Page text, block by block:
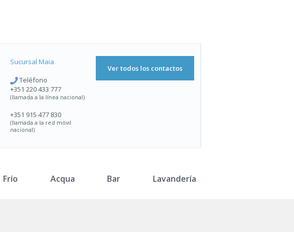
Sucursal Maia
Teléfono
+351 220 433 777
(llamada a la línea nacional)
+351 915 477 830
(llamada a la red móvil
nacional)
Ver todos los contactos
Frío Acqua Bar Lavandería